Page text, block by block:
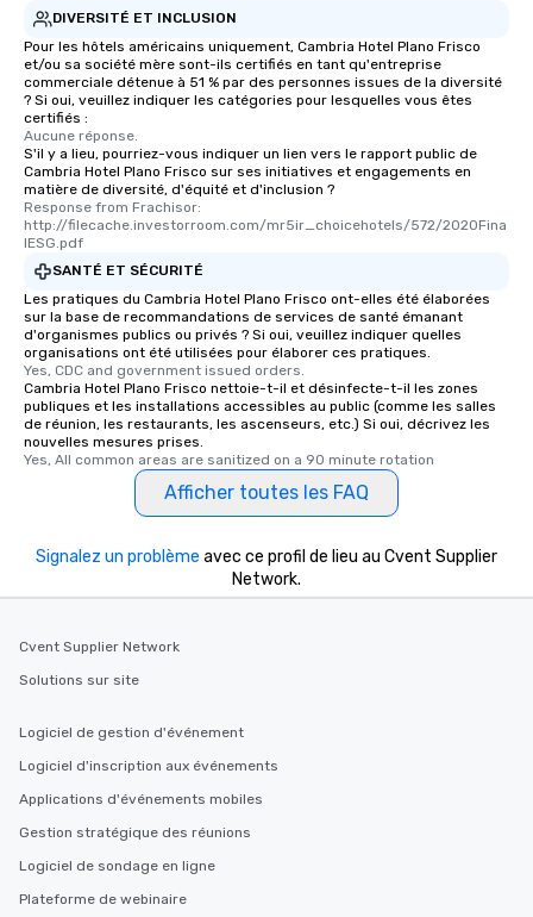
DIVERSITÉ ET INCLUSION
Pour les hôtels américains uniquement, Cambria Hotel Plano Frisco
et/ou sa société mère sont-ils certifiés en tant qu'entreprise
commerciale détenue à 51 % par des personnes issues de la diversité
? Si oui, veuillez indiquer les catégories pour lesquelles vous êtes
certifiés :
Aucune réponse.
S'il y a lieu, pourriez-vous indiquer un lien vers le rapport public de
Cambria Hotel Plano Frisco sur ses initiatives et engagements en
matière de diversité, d'équité et d'inclusion ?
Response from Frachisor:
http://filecache.investorroom.com/mr5ir_choicehotels/572/2020Fina
lESG.pdf
SANTÉ ET SÉCURITÉ
Les pratiques du Cambria Hotel Plano Frisco ont-elles été élaborées
sur la base de recommandations de services de santé émanant
d'organismes publics ou privés ? Si oui, veuillez indiquer quelles
organisations ont été utilisées pour élaborer ces pratiques.
Yes, CDC and government issued orders.
Cambria Hotel Plano Frisco nettoie-t-il et désinfecte-t-il les zones
publiques et les installations accessibles au public (comme les salles
de réunion, les restaurants, les ascenseurs, etc.) Si oui, décrivez les
nouvelles mesures prises.
Yes, All common areas are sanitized on a 90 minute rotation
Afficher toutes les FAQ
Signalez un problème avec ce profil de lieu au Cvent Supplier
Network.
Cvent Supplier Network
Solutions sur site
Logiciel de gestion d'événement
Logiciel d'inscription aux événements
Applications d'événements mobiles
Gestion stratégique des réunions
Logiciel de sondage en ligne
Plateforme de webinaire